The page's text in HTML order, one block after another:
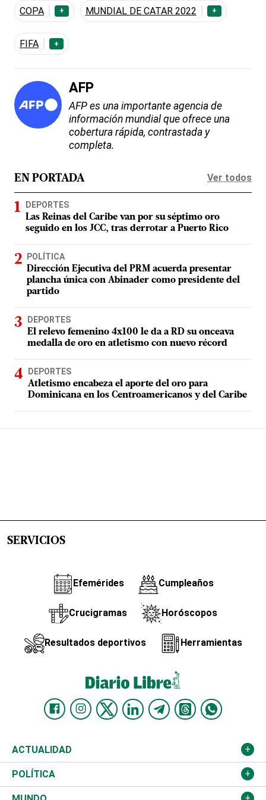
COPA + MUNDIAL DE CATAR 2022 +
FIFA +
AFP
AFP es una importante agencia de
información mundial que ofrece una
cobertura rápida, contrastada y
completa.
EN PORTADA Ver todos
DEPORTES
Las Reinas del Caribe van por su séptimo oro
seguido en los JCC, tras derrotar a Puerto Rico
POLÍTICA
Dirección Ejecutiva del PRM acuerda presentar
plancha única con Abinader como presidente del
partido
DEPORTES
El relevo femenino 4x100 le da a RD su onceava
medalla de oro en atletismo con nuevo récord
DEPORTES
Atletismo encabeza el aporte del oro para
Dominicana en los Centroamericanos y del Caribe
SERVICIOS
Efemérides Cumpleaños
Crucigramas Horóscopos
Resultados deportivos Herramientas
ACTUALIDAD
Nacional
Ciudad
POLÍTICA